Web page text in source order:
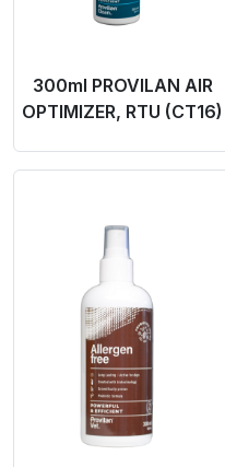
300ml PROVILAN AIR
OPTIMIZER, RTU (CT16)